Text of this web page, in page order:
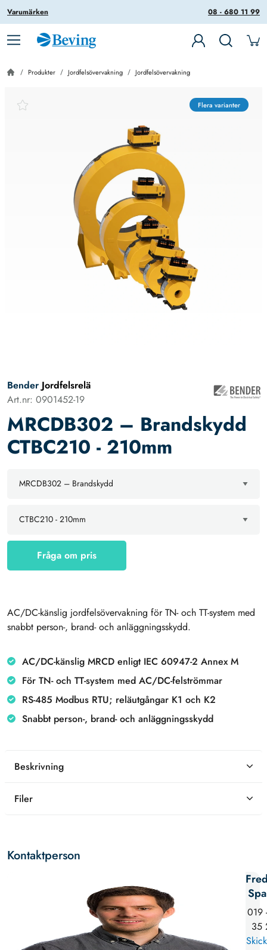
08 - 680 11 99
Varumärken
Produkter Jordfelsövervakning Jordfelsövervakning
Flera varianter
Bender Jordfelsrelä
Art.nr: 0901452-19
MRCDB302 – Brandskydd
CTBC210 - 210mm
Fråga om pris
AC/DC-känslig jordfelsövervakning för TN- och TT-system med
snabbt person-, brand- och anläggningsskydd.
AC/DC-känslig MRCD enligt IEC 60947-2 Annex M
För TN- och TT-system med AC/DC-felströmmar
RS-485 Modbus RTU; reläutgångar K1 och K2
Snabbt person-, brand- och anläggningsskydd
Beskrivning
Filer
Kontaktperson
019
35